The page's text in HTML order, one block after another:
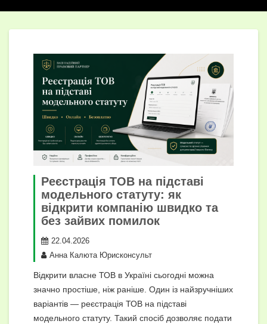
Реєстрація ТОВ на підставі
модельного статуту: як
відкрити компанію швидко та
без зайвих помилок
22.04.2026
Анна Калюта Юрисконсульт
Відкрити власне ТОВ в Україні сьогодні можна
значно простіше, ніж раніше. Один із найзручніших
варіантів — реєстрація ТОВ на підставі
модельного статуту. Такий спосіб дозволяє подати